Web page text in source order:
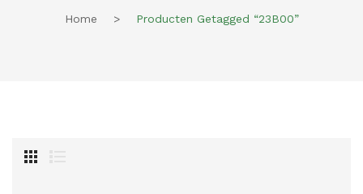
Home > Producten Getagged “23B00”